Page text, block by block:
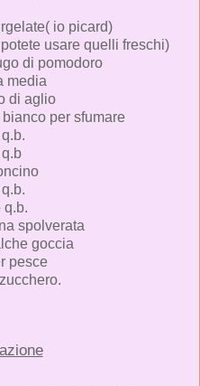
io picard)
usare quelli freschi)
di pomodoro
media
di aglio
per sfumare
q.b.
q.b.
spolverata
goccia
pesce